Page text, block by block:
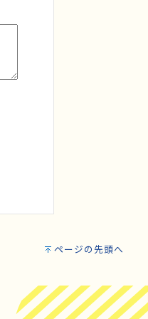
ページの先頭へ